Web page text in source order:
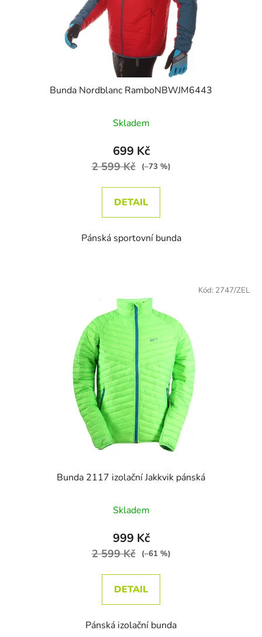
Bunda Nordblanc RamboNBWJM6443
Skladem
699 Kč
2 599 Kč (–73 %)
DETAIL
Pánská sportovní bunda
Bunda 2117 izolační Jakkvik pánská
Skladem
999 Kč
2 599 Kč (–61 %)
DETAIL
Pánská izolační bunda
Kód: 2747/ZEL